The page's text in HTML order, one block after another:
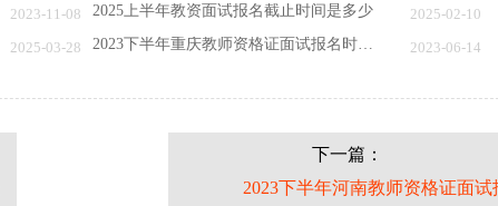
2023-11-08 2025上半年教资面试报名截止时间是多少
2025-02-10
2025-03-28 2023-06-14
下一篇：
2023下半年河南教师资格证面试